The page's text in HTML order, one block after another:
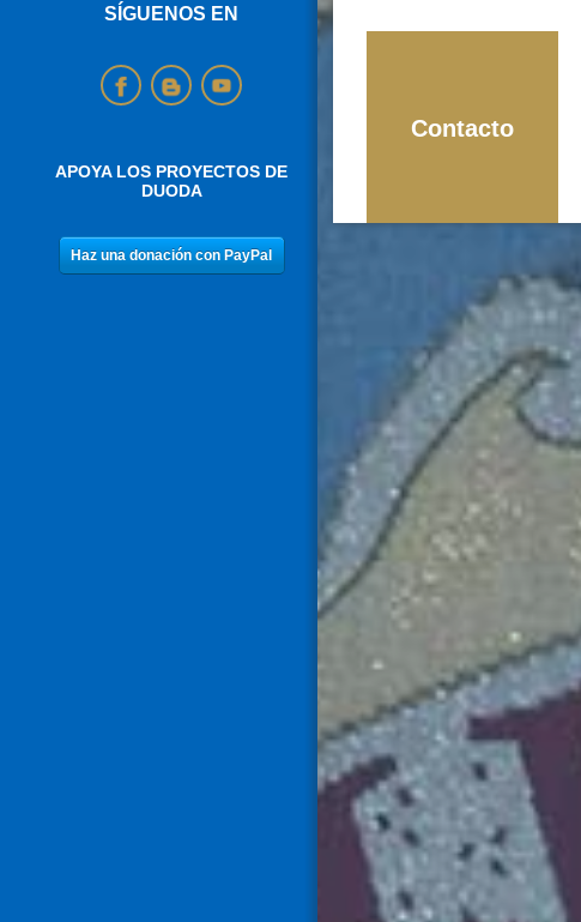
SÍGUENOS EN
APOYA LOS PROYECTOS DE
DUODA
Contacto